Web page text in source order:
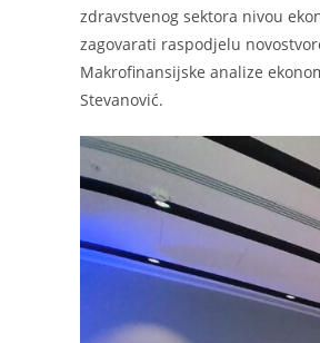
zdravstvenog sektora nivou
zagovarati raspodjelu
Makrofinansijske analize
Stevanović.